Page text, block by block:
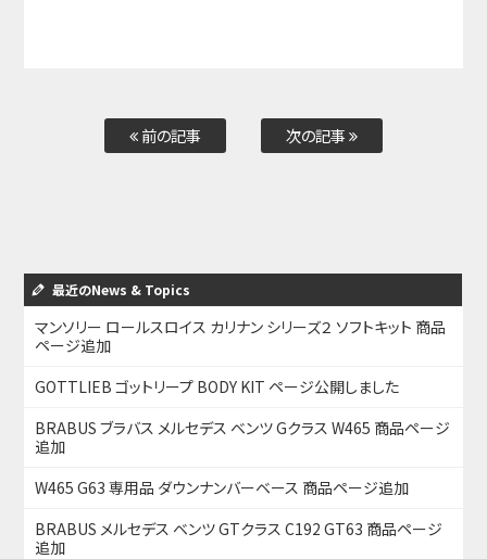
前の記事 次の記事
最近のNews & Topics
マンソリー ロールスロイス カリナン シリーズ２ ソフトキット 商品
ページ追加
GOTTLIEB ゴットリープ BODY KIT ページ公開しました
BRABUS ブラバス メルセデス ベンツ Gクラス W465 商品ページ
追加
W465 G63 専用品 ダウンナンバーベース 商品ページ追加
BRABUS メルセデス ベンツ GTクラス C192 GT63 商品ページ
追加